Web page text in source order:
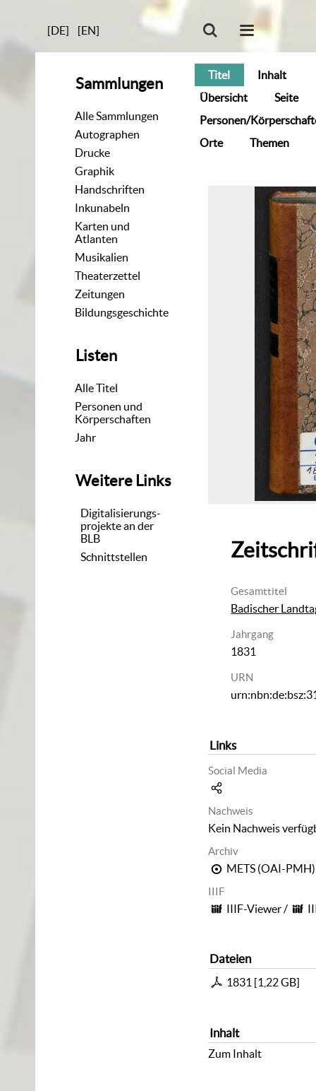
[DE] [EN]
Sammlungen
Alle Sammlungen
Autographen
Drucke
Graphik
Handschriften
Inkunabeln
Karten und
Atlanten
Musikalien
Theaterzettel
Zeitungen
Bildungsgeschichte
Listen
Alle Titel
Personen und
Körperschaften
Jahr
Weitere Links
Digitalisierungs-
projekte an der
BLB
Schnittstellen
Titel
Inhalt
Übersicht
Seite
Personen/
Orte
Themen
Gesamttitel
Badischer
Jahrgang
1831
URN
Links
Social Media
Nachweis
Kein Nachweis
Archiv
METS (OAI-PMH)
IIIF
IIIF-Viewer/
Dateien
1831 [1,22 GB]
Inhalt
Zum Inhalt